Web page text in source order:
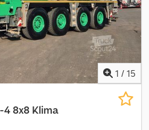
Optischer Zustand: sehr gut
1 / 15
4 8x8 Klima